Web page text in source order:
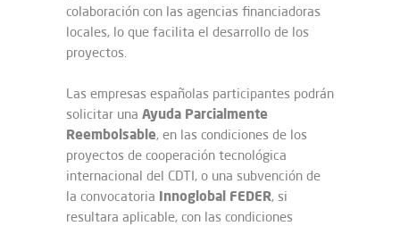
colaboración con las agencias financiadoras
locales, lo que facilita el desarrollo de los
proyectos.
Las empresas españolas participantes podrán
solicitar una Ayuda Parcialmente
Reembolsable, en las condiciones de los
proyectos de cooperación tecnológica
internacional del CDTI, o una subvención de
la convocatoria Innoglobal FEDER, si
resultara aplicable, con las condiciones